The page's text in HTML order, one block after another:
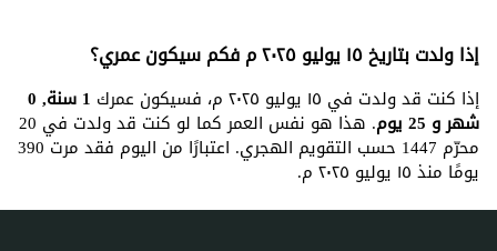
إذا ولدت بتاريخ ١٥ يوليو ٢٠٢٥ م فكم سيكون عمري؟
إذا كنت قد ولدت في ١٥ يوليو ٢٠٢٥ م، فسيكون عمرك 1 سنة, 0
شهر و 25 يوم . هذا هو نفس العمر كما لو كنت قد ولدت في 20
محرّم 1447 حسب التقويم الهجري. اعتبارًا من اليوم فقد مرت 390
يومًا منذ ١٥ يوليو ٢٠٢٥ م.